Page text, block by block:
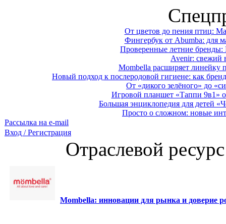
От цветов до пения птиц:
Фингербук от Abumba: для
Проверенные летние
Avenir: свежий
Mombella расширяет линейку
Новый подход к послеродовой гигиене: как
От «дикого зелёного» до
Игровой планшет «Таппи 9в1»
Большая энциклопедия для детей
Просто о сложном: новые
Рассылка на e-mail
Вход / Регистрация
Отраслевой
Mombella: инновации для рынка и доверие